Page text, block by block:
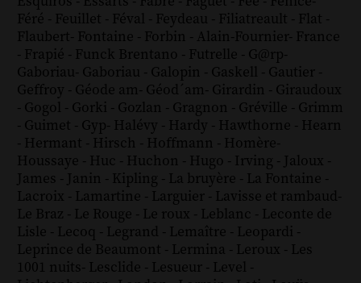
Féré - Feuillet - Féval - Feydeau - Filiatreault - Flat -
Flaubert- Fontaine - Forbin - Alain-Fournier- France
- Frapié - Funck Brentano - Futrelle - G@rp-
Gaboriau- Gaboriau - Galopin - Gaskell - Gautier -
Geffroy - Géode am- Géod´am- Girardin - Giraudoux
- Gogol - Gorki - Gozlan - Gragnon - Gréville - Grimm
- Guimet - Gyp- Halévy - Hardy - Hawthorne - Hearn
- Hermant - Hirsch - Hoffmann - Homère-
Houssaye - Huc - Huchon - Hugo - Irving - Jaloux -
James - Janin - Kipling - La bruyère - La Fontaine -
Lacroix - Lamartine - Larguier - Lavisse et rambaud-
Le Braz - Le Rouge - Le roux - Leblanc - Leconte de
Lisle - Lecoq - Legrand - Lemaître - Leopardi -
Leprince de Beaumont - Lermina - Leroux - Les
1001 nuits- Lesclide - Lesueur - Level -